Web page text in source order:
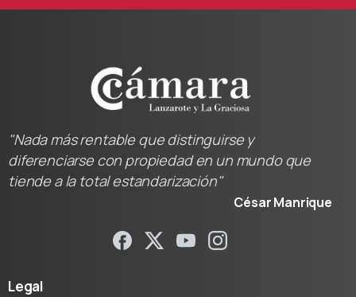
"Nada más rentable que distinguirse y
diferenciarse con propiedad en un mundo que
tiende a la total estandarización"
César Manrique
Legal